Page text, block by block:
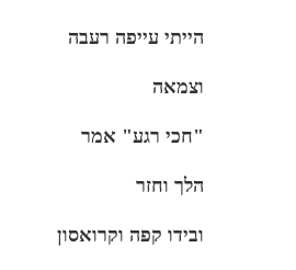
הייתי עייפה רעבה
וצמאה
"חכי רגע" אמר
הלך וחזר
ובידו קפה וקרואסון